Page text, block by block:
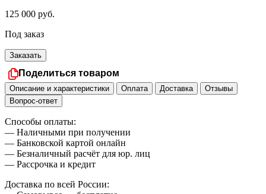
125 000 руб.
Под заказ
Заказать
Поделиться товаром
Описание и характеристики Оплата Доставка
Отзывы
Вопрос-ответ
Способы оплаты:
— Наличными при получении
— Банковской картой онлайн
— Безналичный расчёт для юр. лиц
— Рассрочка и кредит
Доставка по всей России: